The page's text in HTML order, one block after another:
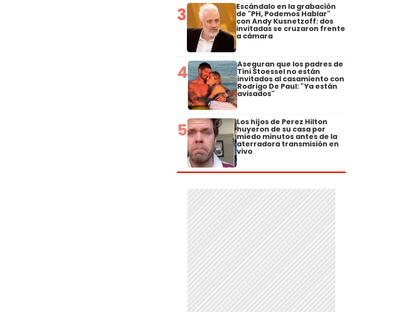
3 Escándalo en la grabación
de "PH, Podemos Hablar"
con Andy Kusnetzoff: dos
invitadas se cruzaron frente
a cámara
4 Aseguran que los padres de
Tini Stoessel no están
invitados al casamiento con
Rodrigo De Paul: "Ya están
avisados"
5 Los hijos de Perez Hilton
huyeron de su casa por
miedo minutos antes de la
aterradora transmisión en
vivo